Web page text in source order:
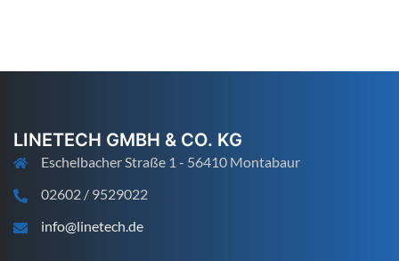
LINETECH GMBH & CO. KG
Eschelbacher Straße 1 - 56410 Montabaur
02602 / 9529022
info@linetech.de